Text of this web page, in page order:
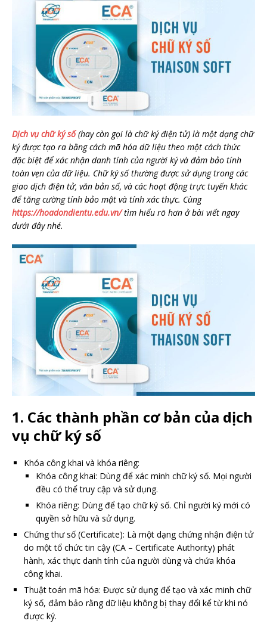
Dịch vụ chữ ký số(hay còn gọi là chữ ký điện tử) là một dạng chữ
ký được tạo ra bằng cách mã hóa dữ liệu theo một cách thức
đặc biệt để xác nhận danh tính của người ký và đảm bảo tính
toàn vẹn của dữ liệu. Chữ ký số thường được sử dụng trong các
giao dịch điện tử, văn bản số, và các hoạt động trực tuyến khác
để tăng cường tính bảo mật và tính xác thực. Cùng
https://hoadondientu.edu.vn/tìm hiểu rõ hơn ở bài viết ngay
dưới đây nhé.
1. Các thành phần cơ bản của dịch
vụ chữ ký số
Khóa công khai và khóa riêng:
Khóa công khai: Dùng để xác minh chữ ký số. Mọi người
đều có thể truy cập và sử dụng.
Khóa riêng: Dùng để tạo chữ ký số. Chỉ người ký mới có
quyền sở hữu và sử dụng.
Chứng thư số (Certificate): Là một dạng chứng nhận điện tử
do một tổ chức tin cậy (CA – Certificate Authority) phát
hành, xác thực danh tính của người dùng và chứa khóa
công khai.
Thuật toán mã hóa: Được sử dụng để tạo và xác minh chữ
ký số, đảm bảo rằng dữ liệu không bị thay đổi kể từ khi nó
được ký.